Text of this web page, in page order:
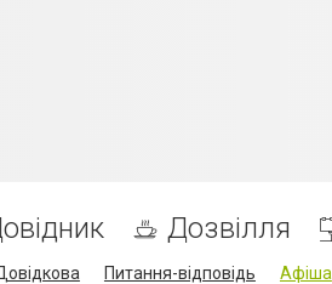
Дозвілля
Питання-відповідь Афіша